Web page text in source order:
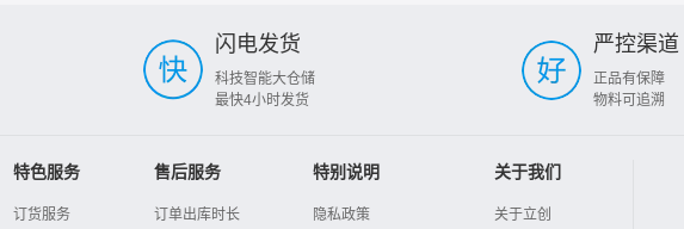
闪电发货
科技智能大仓储
最快4小时发货
严控渠道
正品有保障
物料可追溯
特色服务
订货服务
售后服务
订单出库时长
特别说明
隐私政策
关于我们
关于立创